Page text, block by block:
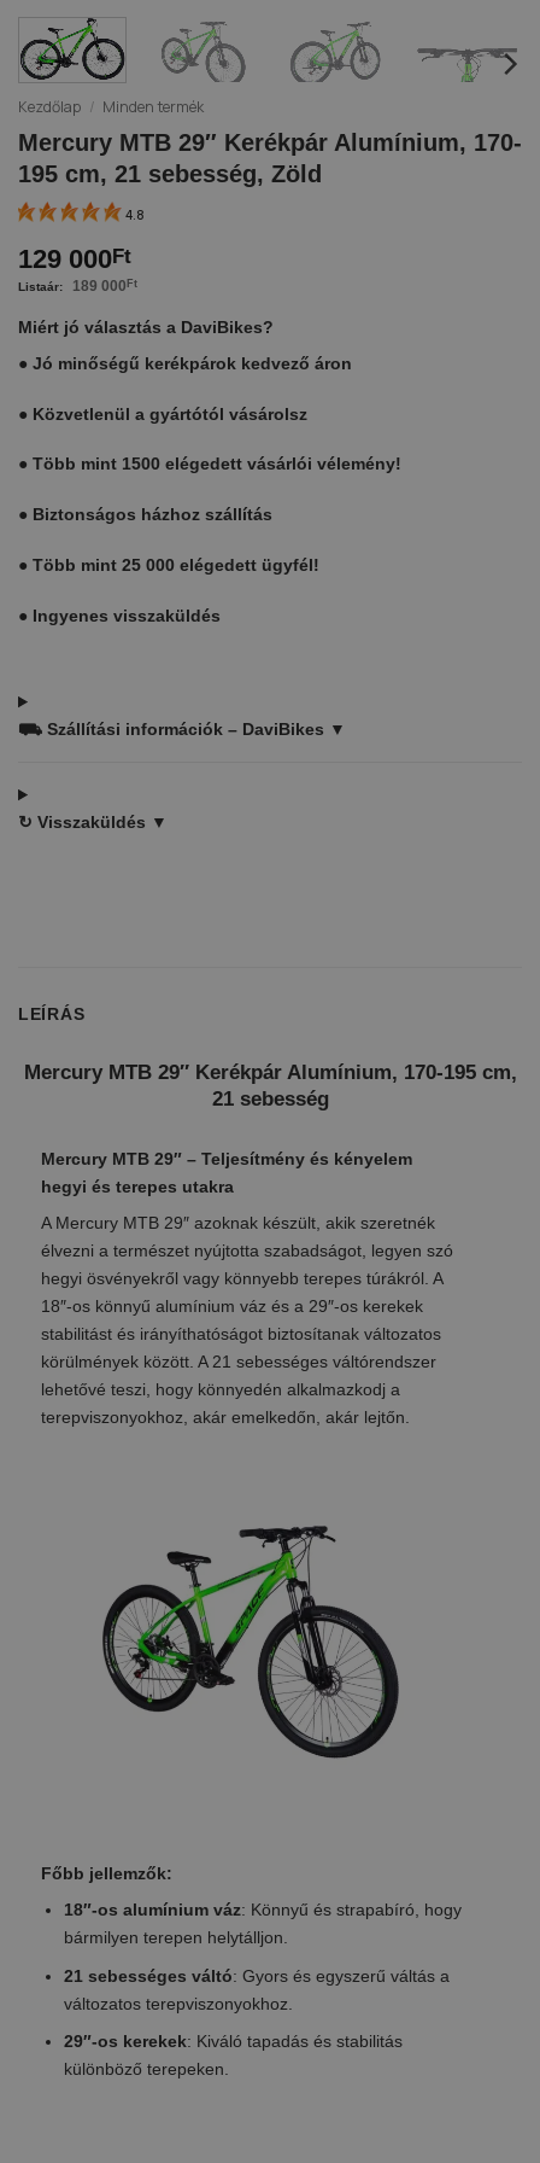
Kezdőlap / Minden termék
Mercury MTB 29″ Kerékpár Alumínium, 170-
195 cm, 21 sebesség, Zöld
4.8
129 000Ft
189 000 Ft
Miért jó választás a DaviBikes?
● Jó minőségű kerékpárok kedvező áron
● Közvetlenül a gyártótól vásárolsz
● Több mint 1500 elégedett vásárlói vélemény!
● Biztonságos házhoz szállítás
● Több mint 25 000 elégedett ügyfél!
● Ingyenes visszaküldés
⛟ Szállítási információk – DaviBikes ▼
↻ Visszaküldés ▼
LEÍRÁS
Mercury MTB 29″ Kerékpár Alumínium, 170-195 cm,
21 sebesség
Mercury MTB 29″ – Teljesítmény és kényelem
hegyi és terepes utakra
A Mercury MTB 29″ azoknak készült, akik szeretnék
élvezni a természet nyújtotta szabadságot, legyen szó
hegyi ösvényekről vagy könnyebb terepes túrákról. A
18″-os könnyű alumínium váz és a 29″-os kerekek
stabilitást és irányíthatóságot biztosítanak változatos
körülmények között. A 21 sebességes váltórendszer
lehetővé teszi, hogy könnyedén alkalmazkodj a
terepviszonyokhoz, akár emelkedőn, akár lejtőn.
Főbb jellemzők:
18″-os alumínium váz: Könnyű és strapabíró, hogy
bármilyen terepen helytálljon.
21 sebességes váltó: Gyors és egyszerű váltás a
változatos terepviszonyokhoz.
29″-os kerekek: Kiváló tapadás és stabilitás
különböző terepeken.